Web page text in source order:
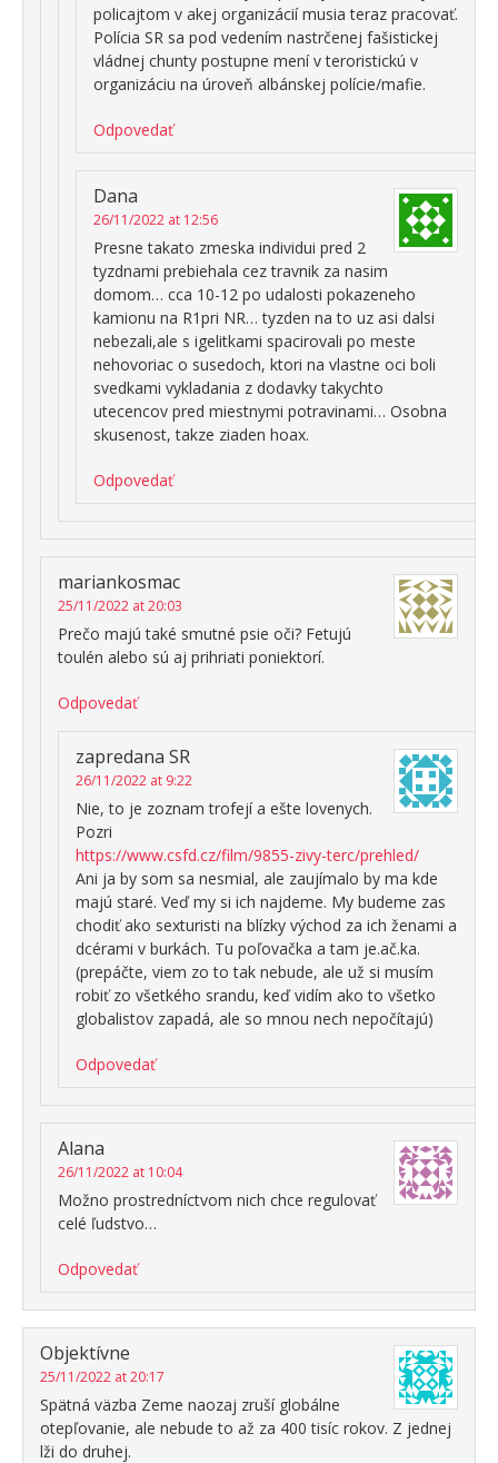
policajtom v akej organizácií musia teraz pracovať.
Polícia SR sa pod vedením nastrčenej fašistickej
vládnej chunty postupne mení v teroristickú v
organizáciu na úroveň albánskej polície/mafie.
Odpovedať
Dana
26/11/2022 at 12:56
Presne takato zmeska individui pred 2
tyzdnami prebiehala cez travnik za nasim
domom… cca 10-12 po udalosti pokazeneho
kamionu na R1pri NR… tyzden na to uz asi dalsi
nebezali,ale s igelitkami spacirovali po meste
nehovoriac o susedoch, ktori na vlastne oci boli
svedkami vykladania z dodavky takychto
utecencov pred miestnymi potravinami… Osobna
skusenost, takze ziaden hoax.
Odpovedať
mariankosmac
25/11/2022 at 20:03
Prečo majú také smutné psie oči? Fetujú
toulén alebo sú aj prihriati poniektorí.
Odpovedať
zapredana SR
26/11/2022 at 9:22
Nie, to je zoznam trofejí a ešte lovenych.
Pozri
https://www.csfd.cz/film/9855-zivy-terc/prehled/
Ani ja by som sa nesmial, ale zaujímalo by ma kde
majú staré. Veď my si ich najdeme. My budeme zas
chodiť ako sexturisti na blízky východ za ich ženami a
dcérami v burkách. Tu poľovačka a tam je.ač.ka.
(prepáčte, viem zo to tak nebude, ale už si musím
robiť zo všetkého srandu, keď vidím ako to všetko
globalistov zapadá, ale so mnou nech nepočítajú)
Odpovedať
Alana
26/11/2022 at 10:04
Možno prostredníctvom nich chce regulovať
celé ľudstvo…
Odpovedať
Objektívne
25/11/2022 at 20:17
Spätná väzba Zeme naozaj zruší globálne
otepľovanie, ale nebude to až za 400 tisíc rokov. Z jednej
lži do druhej.